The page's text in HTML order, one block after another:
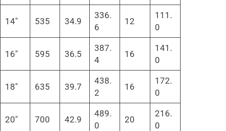
14″ 535 34.9
336.
6
12
111.
0
16″ 595 36.5
387.
4
16
141.
0
18″ 635 39.7
438.
2
16
172.
0
20″ 700 42.9
489.
0
20
216.
0